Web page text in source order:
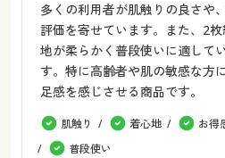
多くの利用者が肌触りの良さや
評価を寄せています。また、2
地が柔らかく普段使いに適して
す。特に高齢者や肌の敏感な方
足感を感じさせる商品です。
肌触り 着心地 お得
普段使い